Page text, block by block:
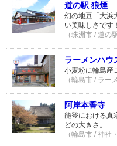
道の駅 狼煙
幻の地豆「大浜
い美味しさです！
（珠洲市 / 道の
ラーメンハウ
小麦粉に輪島産
（輪島市 / ラー
阿岸本誓寺
能登における真
どの大きさ。
（輪島市 / 神社